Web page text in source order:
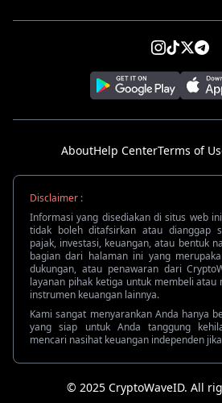
AboutHelp CenterTerms of
Disclaimer :
Informasi yang disediakan di situs web
tidak boleh ditafsirkan atau dianggap
pajak, investasi, keuangan, atau bentuk
bagian dari halaman ini yang
dukungan, atau penawaran dari
layanan pihak ketiga untuk membeli
instrumen keuangan lainnya.
Kami sangat menyarankan Anda hanya
yang siap untuk Anda tanggung
mencari nasihat keuangan independen
© 2025 CryptoWaveID. All